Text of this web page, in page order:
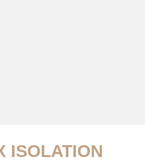
ISOLATION